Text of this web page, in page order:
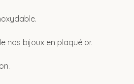
nos bijoux en plaqué or.